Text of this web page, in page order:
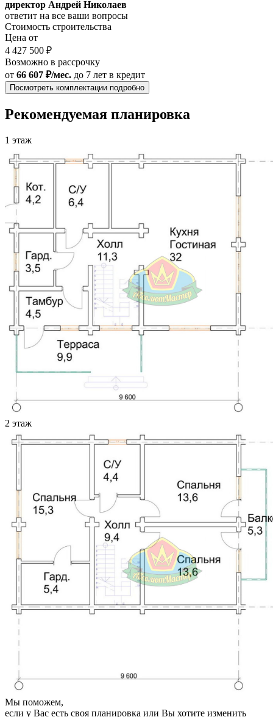
директор Андрей Николаев
ответит на все ваши вопросы
Стоимость строительства
Цена от
4 427 500 ₽
Возможно в рассрочку
от 66 607 ₽/мес. до 7 лет в кредит
Посмотреть комплектации подробно
Рекомендуемая планировка
1 этаж
2 этаж
Мы поможем,
если у Вас есть своя планировка или Вы хотите изменить